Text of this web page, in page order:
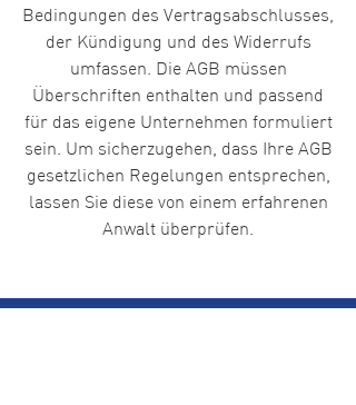
Bedingungen des Vertragsabschlusses,
der Kündigung und des Widerrufs
umfassen. Die AGB müssen
Überschriften enthalten und passend
für das eigene Unternehmen formuliert
sein. Um sicherzugehen, dass Ihre AGB
gesetzlichen Regelungen entsprechen,
lassen Sie diese von einem erfahrenen
Anwalt überprüfen.